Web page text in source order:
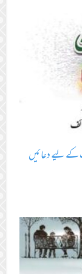
لیے دعائیں